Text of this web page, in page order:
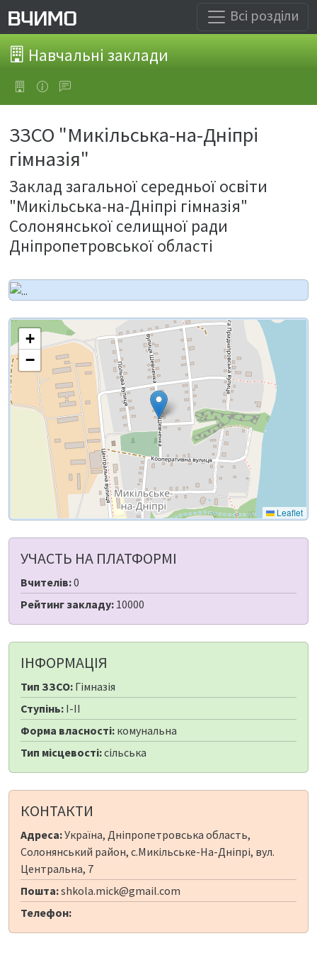
Всі розділи
Навчальні заклади
ЗЗСО "Микільська-на-Дніпрі
гімназія"
Заклад загальної середньої освіти
"Микільська-на-Дніпрі гімназія"
Солонянської селищної ради
Дніпропетровської області
+
−
Leaflet
УЧАСТЬ НА ПЛАТФОРМІ
Вчителів:0
Рейтинг закладу: 10000
ІНФОРМАЦІЯ
Тип ЗЗСО: Гімназія
Ступінь: I-II
Форма власності: комунальна
Тип місцевості:сільська
КОНТАКТИ
Адреса:Україна, Дніпропетровська область,
Солонянський район, с.Микільське-На-Дніпрі, вул.
Центральна, 7
Пошта:shkola.mick@gmail.com
Телефон: